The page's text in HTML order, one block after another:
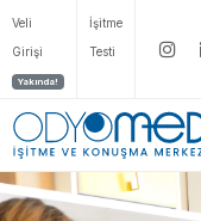
Veli
Girişi
Yakında!
İşitme
Testi